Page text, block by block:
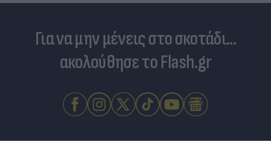
Για να μην μένεις στο σκοτάδι...
ακολούθησε το Flash.gr